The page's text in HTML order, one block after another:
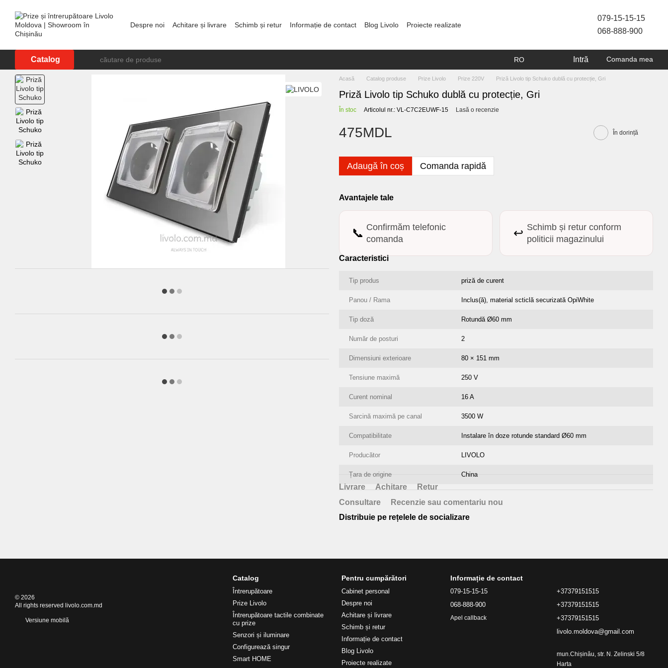
Despre noi Achitare și livrare Schimb și retur Informație de contact Blog Livolo
Proiecte realizate
079-15-15-15
068-888-900
Catalog RO Intră Comanda mea
Acasă Catalog produse Prize Livolo Prize 220V Priză Livolo tip Schuko dublă cu protecție, Gri
Priză Livolo tip Schuko dublă cu protecție, Gri
În stoc Articolul nr.: VL-C7C2EUWF-15 Lasă o recenzie
475MDL În dorință
Adaugă în coș Comanda rapidă
Avantajele tale
📞 Confirmăm telefonic
comanda
↩️ Schimb și retur conform
politicii magazinului
Caracteristici
Tip produs priză de curent
Panou / Rama Inclus(ă), material scticlă securizată OpiWhite
Tip doză Rotundă Ø60 mm
Număr de posturi 2
Dimensiuni exterioare 80 × 151 mm
Tensiune maximă 250 V
Curent nominal 16 A
Sarcină maximă pe canal 3500 W
Compatibilitate Instalare în doze rotunde standard Ø60 mm
Producător LIVOLO
Țara de origine China
Livrare Achitare
Retur
Consultare
Recenzie sau comentariu nou
Distribuie pe rețelele de socializare
© 2026
All rights reserved livolo.com.md
Versiune mobilă
Catalog
Întrerupătoare
Prize Livolo
Întrerupătoare tactile combinate
cu prize
Senzori și iluminare
Configurează singur
Smart HOME
Pentru cumpărători
Cabinet personal
Despre noi
Achitare și livrare
Schimb și retur
Informație de contact
Blog Livolo
Proiecte realizate
Informație de contact
079-15-15-15
068-888-900
Apel callback
+37379151515
+37379151515
+37379151515
livolo.moldova@gmail.com
mun.Chișinău, str. N. Zelinski 5/8
Harta